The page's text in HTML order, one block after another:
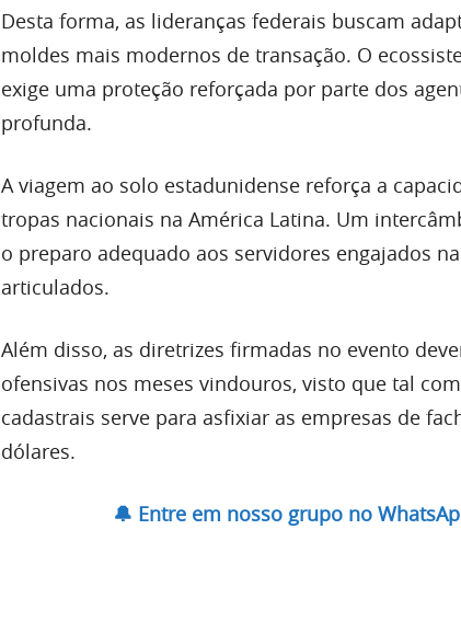
Desta forma, as lideranças federais buscam
moldes mais modernos de transação. O
exige uma proteção reforçada por parte dos
profunda.
A viagem ao solo estadunidense reforça a
tropas nacionais na América Latina. Um
o preparo adequado aos servidores engajados
articulados.
Além disso, as diretrizes firmadas no evento
ofensivas nos meses vindouros, visto que tal
cadastrais serve para asfixiar as empresas de
dólares.
🔔 Entre em nosso grupo no